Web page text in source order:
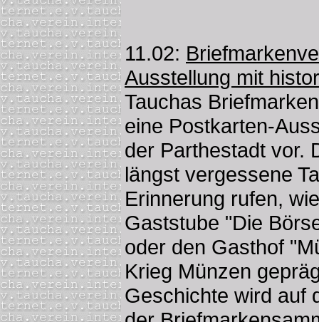
11.02:
Ausstellung mit
Tauchas
eine Postkarten-
der Parthestadt vor.
längst vergessene
Erinnerung rufen,
Gaststube "Die
oder den Gasthof
Krieg Münzen
Geschichte wird auf